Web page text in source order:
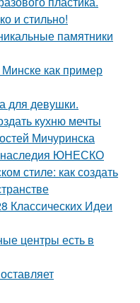
и стильно!
памятники
как пример
для девушки.
кухню мечты
Мичуринска
наследия ЮНЕСКО
стиле: как создать
Классических Идеи
центры есть в